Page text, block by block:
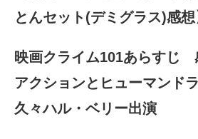
とんセット(デミグラス)感
映画クライム101あらす
アクションとヒューマンド
久々ハル・ベリー出演